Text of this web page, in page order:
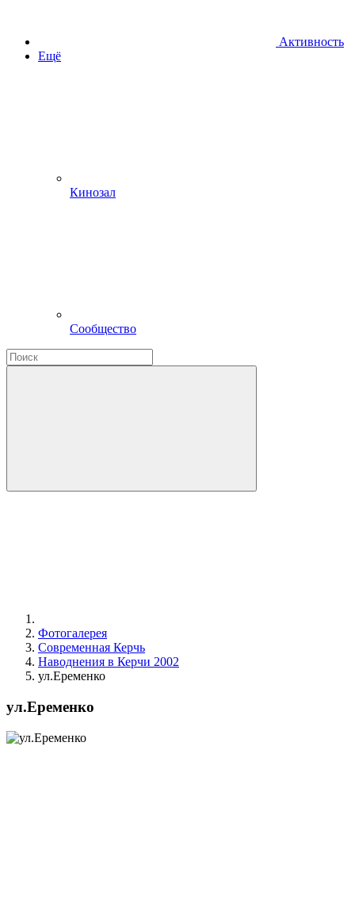
Активность
Ещё
Кинозал
Сообщество
Фотогалерея
Современная Керчь
Наводнения в Керчи 2002
ул.Еременко
ул.Еременко